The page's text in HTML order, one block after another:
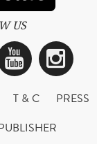
US
T & C
PRESS